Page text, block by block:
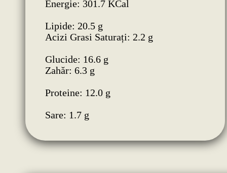
Energie: 301.7 KCal
Lipide: 20.5 g
Acizi Grasi Saturați: 2.2 g
Glucide: 16.6 g
Zahăr: 6.3 g
Proteine: 12.0 g
Sare: 1.7 g